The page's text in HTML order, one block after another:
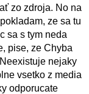
zo zdroja. No na
ze sa tu
sa s tym neda
pise, ze Chyba
nejaky
vsetko z media
odporucate